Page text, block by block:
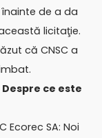
de a da
licitaţie.
că CNSC a
ce este
Ecorec SA: Noi